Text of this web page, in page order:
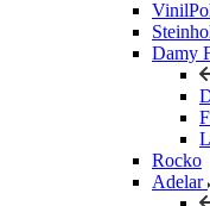
Damy
Rocko
Adelar